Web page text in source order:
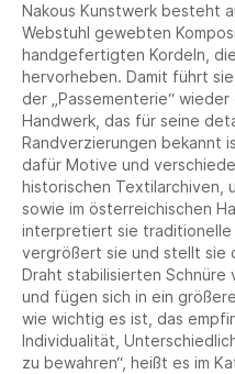
Nakous Kunstwerk besteht
Webstuhl gewebten
handgefertigten Kordeln,
hervorheben. Damit führt
der „Passementerie“
Handwerk, das für seine
Randverzierungen bekannt
dafür Motive und
historischen Textilarchiven,
sowie im österreichischen
interpretiert sie traditionelle
vergrößert sie und stellt sie
Draht stabilisierten
und fügen sich in ein
wie wichtig es ist, das
Individualität,
zu bewahren“, heißt es im